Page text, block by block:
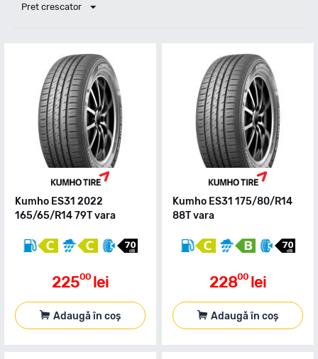
Pret crescator
Kumho ES31 2022
165/65/R14 79T vara
22500 lei
Adaugă în coș
Kumho ES31 175/80/R14
88T vara
22800 lei
Adaugă în coș